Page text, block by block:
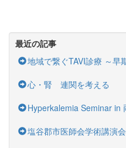
最近の記事
地域で繋ぐTAVI診療 ～早
心・腎 連関を考える
Hyperkalemia Seminar in
塩谷郡市医師会学術講演会